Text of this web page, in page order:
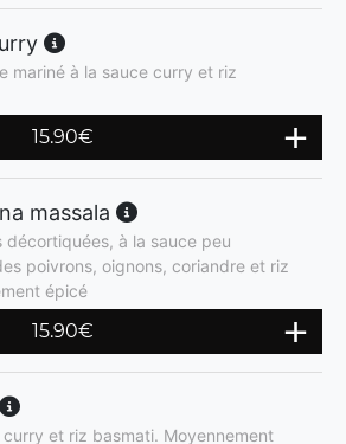
mariné à la sauce curry et riz
15.90€
massala
à la sauce peu
poivrons, oignons, coriandre et riz
épicé
15.90€
curry et riz basmati. Moyennement